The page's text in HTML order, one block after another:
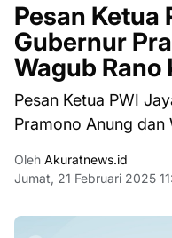
Pesan Ketua
Gubernur
Wagub Rano
Pesan Ketua PWI
Pramono Anung dan
Oleh Akuratnews.id
Jumat, 21 Februari 2025